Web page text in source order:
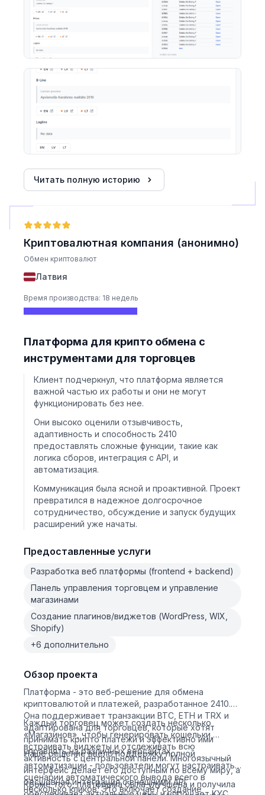
Читать полную историю
Криптовалютная компания (анонимно)
Обмен криптовалют
Латвия
Время производства: 18 недель
Платформа для крипто обмена с
инструментами для торговцев
Клиент подчеркнул, что платформа является
важной частью их работы и они не могут
функционировать без нее.
Они высоко оценили отзывчивость,
адаптивность и способность 2410
предоставлять сложные функции, такие как
логика сборов, интеграция с API, и
автоматизация.
Коммуникация была ясной и проактивной. Проект
превратился в надежное долгосрочное
сотрудничество, обсуждение и запуск будущих
расширений уже начаты.
Предоставленные услуги
Разработка веб платформы (frontend + backend)
Панель управления торговцем и управление
магазинами
Создание плагинов/виджетов (WordPress, WIX,
Shopify)
+6 дополнительно
Обзор проекта
Платформа - это веб-решение для обмена
криптовалютой и платежей, разработанное 2410.
Она поддерживает транзакции BTC, ETH и TRX и
адаптирована для торговцев, которые хотят
принимать крипто платежи и эффективно ими
управлять на различных вебсайтах.
Каждый торговец может создать несколько
«Магазинов», чтобы генерировать кошельки,
встраивать виджеты и отслеживать всю
активность с центральной панели. Многоязычный
интерфейс делает его доступным по всему миру, а
бесшовная интеграция с внешними API
Наше решение ввело поддержку полной
автоматизации - пользователи могут настраивать
сценарии автоматического вывода всего в
несколько кликов. Это включает создание
Кроме того, платформа была улучшена и получила